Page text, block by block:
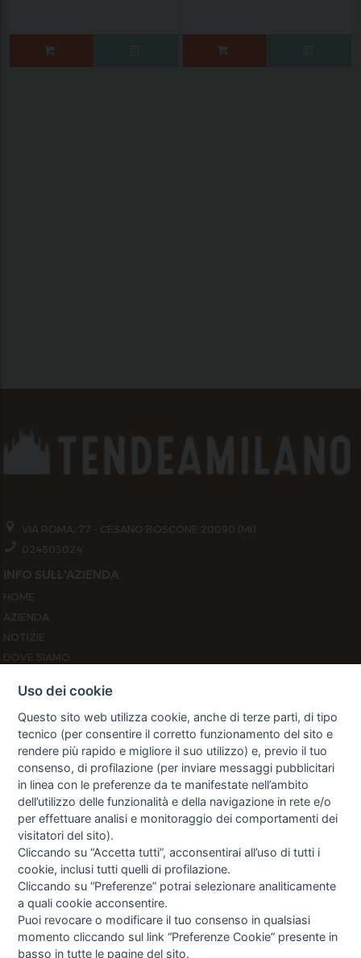
VIA ROMA, 77 - CESANO BOSCONE 20090 (MI)
024503024
INFO SULL'AZIENDA
HOME
AZIENDA
NOTIZIE
DOVE SIAMO
PRIVACY
TERMINI E CONDIZIONI
COOKIE POLICY
PREFERENZE COOKIE
GUIDA AGLI ACQUISTI
PROCEDURA DI ACQUISTO
PAGAMENTI
DIRITTO DI RECESSO
SPEDIZIONI E COSTI
NEWSLETTER
Letta l’informativa privacy acconsento espressamente al trattamento
dei miei dati personali per finalità di marketing (newsletter, novità,
Uso dei cookie
Questo sito web utilizza cookie, anche di terze parti, di tipo
tecnico (per consentire il corretto funzionamento del sito e
rendere più rapido e migliore il suo utilizzo) e, previo il tuo
consenso, di profilazione (per inviare messaggi pubblicitari
in linea con le preferenze da te manifestate nell’ambito
dell’utilizzo delle funzionalità e della navigazione in rete e/o
per effettuare analisi e monitoraggio dei comportamenti dei
visitatori del sito).
Cliccando su “Accetta tutti”, acconsentirai all’uso di tutti i
cookie, inclusi tutti quelli di profilazione.
Cliccando su “Preferenze” potrai selezionare analiticamente
a quali cookie acconsentire.
Puoi revocare o modificare il tuo consenso in qualsiasi
momento cliccando sul link “Preferenze Cookie” presente in
basso in tutte le pagine del sito.